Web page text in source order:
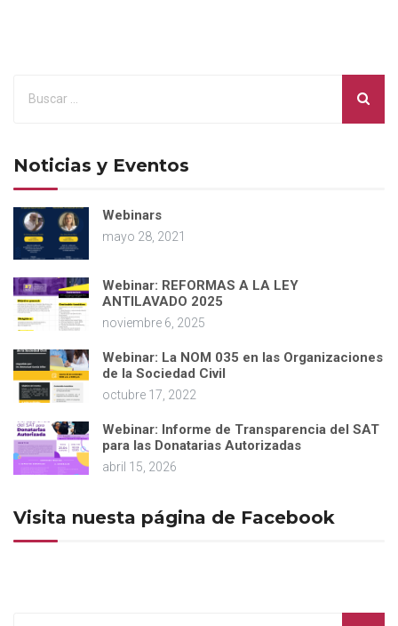
Noticias y Eventos
Webinars
mayo 28, 2021
Webinar: REFORMAS A LA LEY
ANTILAVADO 2025
noviembre 6, 2025
Webinar: La NOM 035 en las Organizaciones
de la Sociedad Civil
octubre 17, 2022
Webinar: Informe de Transparencia del SAT
para las Donatarias Autorizadas
abril 15, 2026
Visita nuesta página de Facebook